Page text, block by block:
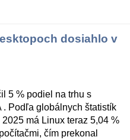
dosiahlo v
5 % podiel na trhu s
. Podľa globálnych štatistík
má Linux teraz 5,04 %
čím prekonal